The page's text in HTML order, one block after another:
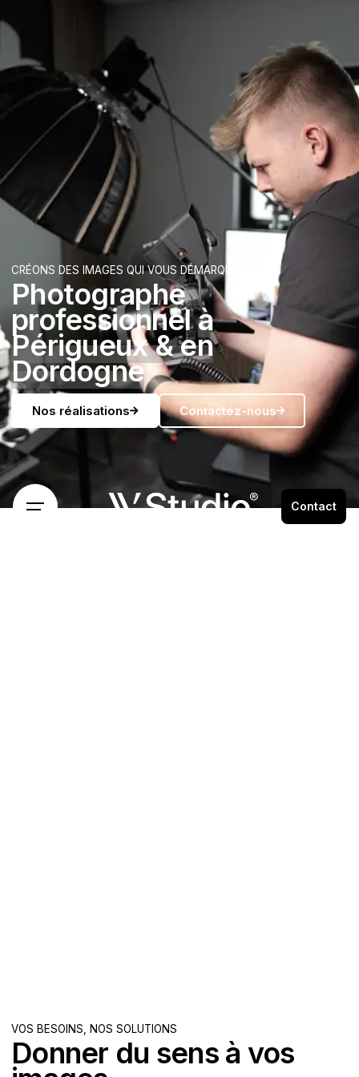
Contact
CRÉONS DES IMAGES QUI VOUS DÉMARQUENT
Photographe
professionnelà
Périgueux & en
Dordogne
Nos réalisations Contactez-nous
VOS BESOINS, NOS SOLUTIONS
Donner du sens à vos